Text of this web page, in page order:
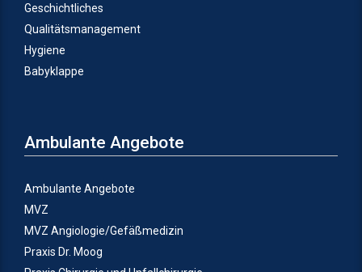
Geschichtliches
Qualitätsmanagement
Hygiene
Babyklappe
Ambulante Angebote
Ambulante Angebote
MVZ
MVZ Angiologie/Gefäßmedizin
Praxis Dr. Moog